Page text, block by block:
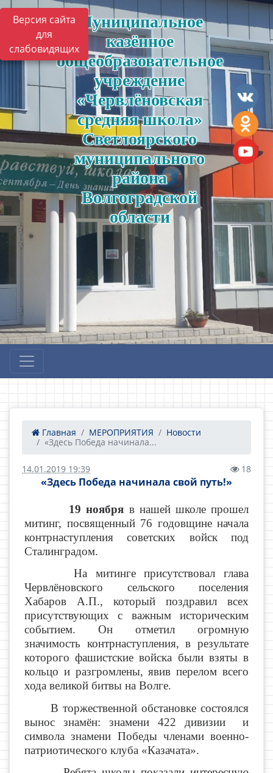
Версия сайта
для
слабовидящих
Муниципальное
казённое
общеобразовательное
учреждение
«Червлёновская
средняя школа»
Светлоярского
муниципального
района
Волгоградской
области
Главная МЕРОПРИЯТИЯ
Новости
«Здесь Победа начинала...
14.01.2019 19:39 18
«Здесь Победа начинала свой путь!»
19 ноября в нашей школе прошел
митинг, посвященный 76 годовщине начала
контрнаступления советских войск под
Сталинградом.
На митинге присутствовал глава
Червлёновского сельского поселения
Хабаров А.П., который поздравил всех
присутствующих с важным историческим
событием. Он отметил огромную
значимость контрнаступления, в результате
которого фашистские войска были взяты в
кольцо и разгромлены, явив перелом всего
хода великой битвы на Волге.
В торжественной обстановке состоялся
вынос знамён: знамени 422 дивизии и
символа знамени Победы членами военно-
патриотического клуба «Казачата».